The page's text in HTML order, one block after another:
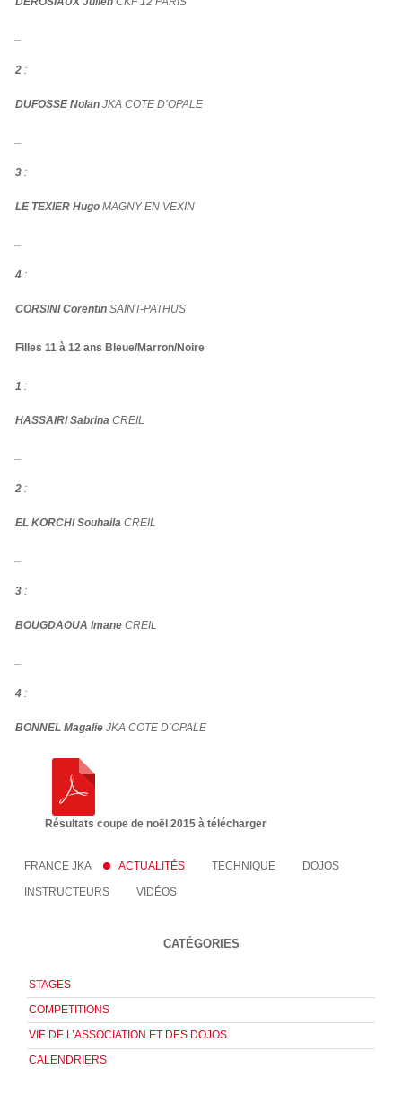
2 :
DUFOSSE Nolan JKA COTE D’OPALE
3 :
LE TEXIER Hugo MAGNY EN VEXIN
4 :
CORSINI Corentin SAINT-PATHUS
Filles 11 à 12 ans Bleue/Marron/Noire
1 :
HASSAIRI Sabrina CREIL
2 :
EL KORCHI Souhaila CREIL
3 :
BOUGDAOUA Imane CREIL
4 :
BONNEL Magalie JKA COTE D’OPALE
Résultats coupe de noël 2015 à télécharger
FRANCE JKA ACTUALITÉS TECHNIQUE DOJOS
INSTRUCTEURS VIDÉOS
CATÉGORIES
STAGES
COMPETITIONS
VIE DE L’ASSOCIATION ET DES DOJOS
CALENDRIERS